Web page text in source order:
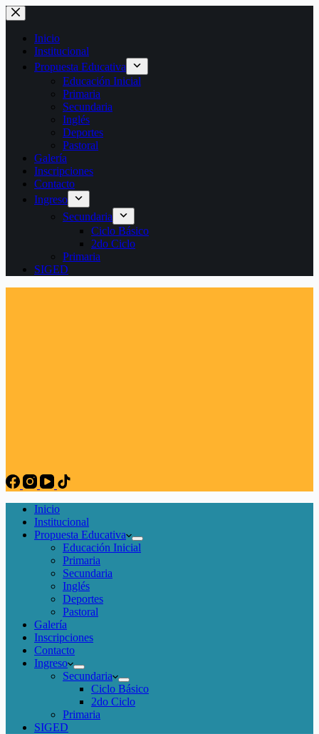
Saltar
al
contenido
Inicio
Institucional
Propuesta Educativa
Educación Inicial
Primaria
Secundaria
Inglés
Deportes
Pastoral
Galería
Inscripciones
Contacto
Ingreso
Secundaria
Ciclo Básico
2do Ciclo
Primaria
SIGED
Inicio
Institucional
Propuesta Educativa
Educación Inicial
Primaria
Secundaria
Inglés
Deportes
Pastoral
Galería
Inscripciones
Contacto
Ingreso
Secundaria
Ciclo Básico
2do Ciclo
Primaria
SIGED